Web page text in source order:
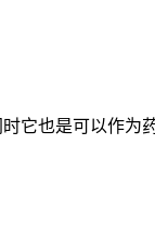
也是可以作为